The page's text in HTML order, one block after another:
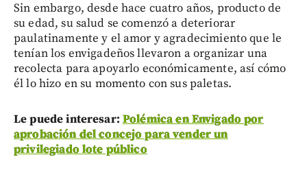
Sin embargo, desde hace cuatro años, producto de
su edad, su salud se comenzó a deteriorar
paulatinamente y el amor y agradecimiento que le
tenían los envigadeños llevaron a organizar una
recolecta para apoyarlo económicamente, así cómo
él lo hizo en su momento con sus paletas.
Le puede interesar: Polémica en Envigado por
aprobación del concejo para vender un
privilegiado lote público